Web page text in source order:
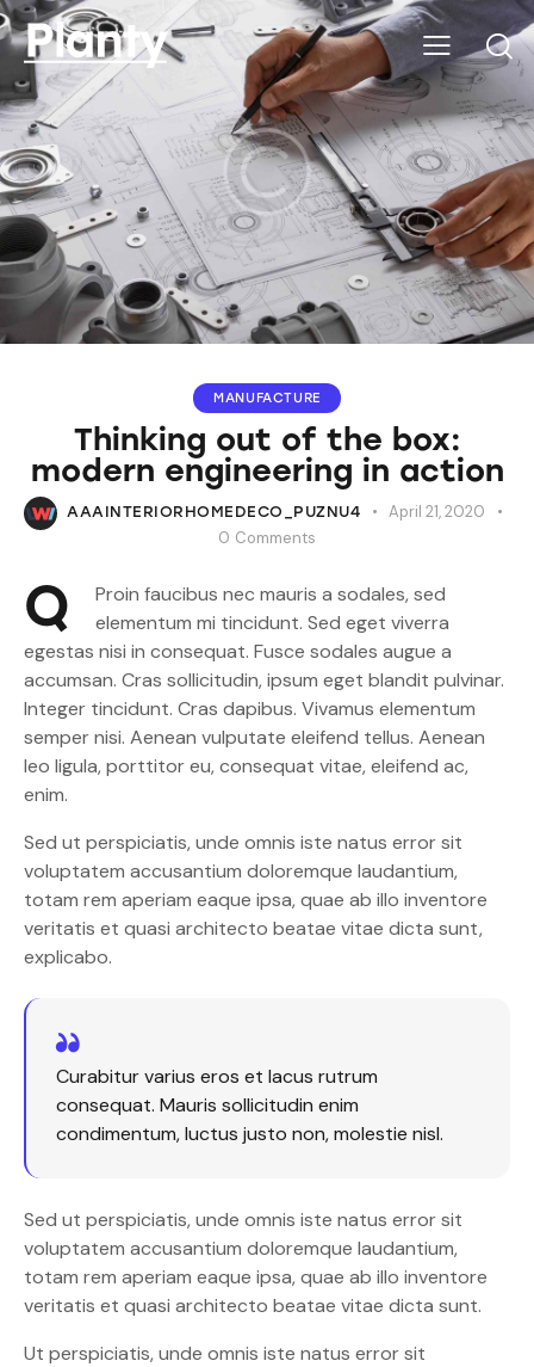
MANUFACTURE
Thinking out of the box:
modern engineering in action
AAAINTERIORHOMEDECO_PUZNU4
April 21, 2020
0 Comments
Q
Proin faucibus nec mauris a sodales, sed
elementum mi tincidunt. Sed eget viverra
egestas nisi in consequat. Fusce sodales augue a
accumsan. Cras sollicitudin, ipsum eget blandit pulvinar.
Integer tincidunt. Cras dapibus. Vivamus elementum
semper nisi. Aenean vulputate eleifend tellus. Aenean
leo ligula, porttitor eu, consequat vitae, eleifend ac,
enim.
Sed ut perspiciatis, unde omnis iste natus error sit
voluptatem accusantium doloremque laudantium,
totam rem aperiam eaque ipsa, quae ab illo inventore
veritatis et quasi architecto beatae vitae dicta sunt,
explicabo.
Curabitur varius eros et lacus rutrum
consequat. Mauris sollicitudin enim
condimentum, luctus justo non, molestie nisl.
Sed ut perspiciatis, unde omnis iste natus error sit
voluptatem accusantium doloremque laudantium,
totam rem aperiam eaque ipsa, quae ab illo inventore
veritatis et quasi architecto beatae vitae dicta sunt.
Ut perspiciatis, unde omnis iste natus error sit